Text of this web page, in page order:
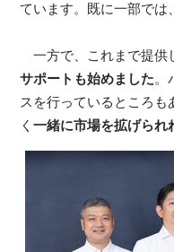
ています。既に一部では
一方で、これまで提供
サポートも始めました。
スを行っているところ
く一緒に市場を拡げられ